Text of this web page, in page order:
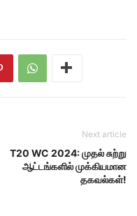
Next article
T20 WC 2024: முதல் சுற்று
ஆட்டங்களில் முக்கியமான
தகவல்கள்!